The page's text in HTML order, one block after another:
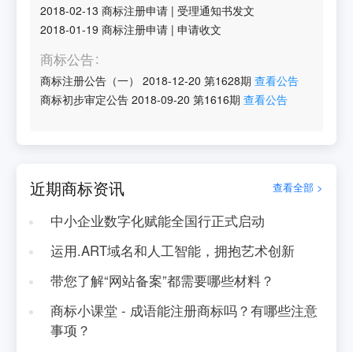
2018-02-13 商标注册申请 |受理通知书发文
2018-01-19 商标注册申请 |申请收文
商标公告
商标注册公告（一） 2018-12-20 第1628期 查看公告
商标初步审定公告 2018-09-20 第1616期 查看公告
近期商标资讯 查看全部 >
中小企业数字化赋能全国行正式启动
运用.ART域名和人工智能，拥抱艺术创新
带您了解“网站备案”都需要哪些材料？
商标小课堂 - 成语能注册商标吗？有哪些注意
事项？